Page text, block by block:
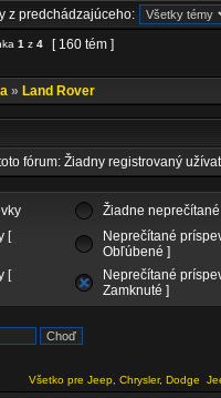
z predchádzajúceho:
1 z 4 [ 160 tém ]
» Land Rover
fórum: Žiadny registrovaný
Žiadne
[
Neprečítané
Obľúbené ]
[
Neprečítané
Zamknuté ]
Všetko pre Jeep, Chrysler, Dodge